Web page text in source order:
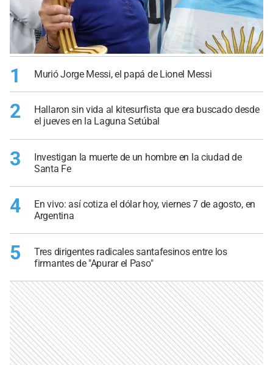
1 Murió Jorge Messi, el papá de Lionel Messi
2
Hallaron sin vida al kitesurfista que era buscado desde
el jueves en la Laguna Setúbal
3
Investigan la muerte de un hombre en la ciudad de
Santa Fe
4
En vivo: así cotiza el dólar hoy, viernes 7 de agosto, en
Argentina
5
Tres dirigentes radicales santafesinos entre los
firmantes de "Apurar el Paso"